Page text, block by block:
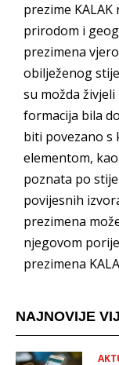
prezime
prirodom i
prezimena
obilježenog
su možda
formacija bila
biti povezano
elementom,
poznata po
povijesnih
prezimena
njegovom
prezimena
NAJNOVIJE